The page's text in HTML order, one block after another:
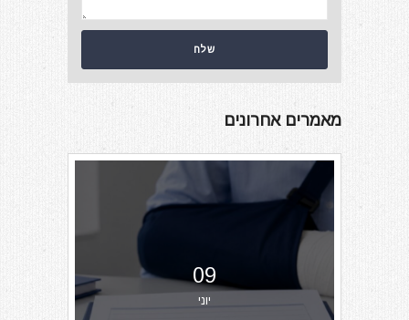
מאמרים אחרונים
09
יוני